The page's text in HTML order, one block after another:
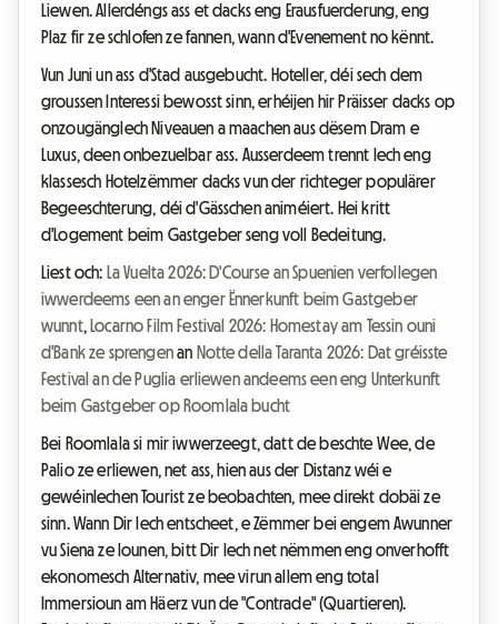
Liewen. Allerdéngs ass et dacks eng Erausfuerderung, eng
Plaz fir ze schlofen ze fannen, wann d'Evenement no kënnt.
Vun Juni un ass d'Stad ausgebucht. Hoteller, déi sech dem
groussen Interessi bewosst sinn, erhéijen hir Präisser dacks op
onzougänglech Niveauen a maachen aus dësem Dram e
Luxus, deen onbezuelbar ass. Ausserdeem trennt Iech eng
klassesch Hotelzëmmer dacks vun der richteger populärer
Begeeschterung, déi d'Gässchen animéiert. Hei kritt
d'Logement beim Gastgeber seng voll Bedeitung.
Liest och: La Vuelta 2026: D'Course an Spuenien verfollegen
iwwerdeems een an enger Ënnerkunft beim Gastgeber
wunnt, Locarno Film Festival 2026: Homestay am Tessin ouni
d'Bank ze sprengenan Notte della Taranta 2026: Dat gréisste
Festival an de Puglia erliewen andeems een eng Unterkunft
beim Gastgeber op Roomlala bucht
Bei Roomlala si mir iwwerzeegt, datt de beschte Wee, de
Palio ze erliewen, net ass, hien aus der Distanz wéi e
gewéinlechen Tourist ze beobachten, mee direkt dobäi ze
sinn. Wann Dir Iech entscheet, e Zëmmer bei engem Awunner
vu Siena ze lounen, bitt Dir Iech net nëmmen eng onverhofft
ekonomesch Alternativ, mee virun allem eng total
Immersioun am Häerz vun de "Contrade" (Quartieren).